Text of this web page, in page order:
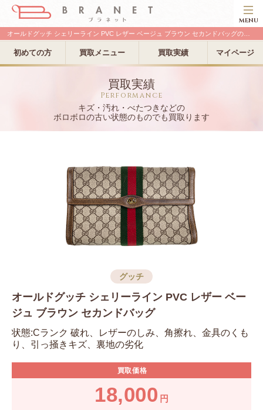
MENU
初めての方 買取メニュー 買取実績 マイページ
買取実績
Performance
キズ・汚れ・べたつきなどの
ボロボロの古い状態のものでも買取ります
グッチ
オールドグッチ シェリーライン PVC レザー ベー
ジュ ブラウン セカンドバッグ
状態:Cランク 破れ、レザーのしみ、角擦れ、金具のくも
り、引っ掻きキズ、裏地の劣化
買取価格
18,000 円